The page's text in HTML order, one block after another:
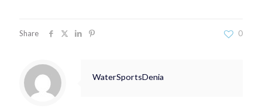
Share 0
WaterSportsDenia